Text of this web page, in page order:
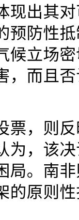
现出其
预防性
候立场
，而且
票，则
为，该
局。南
的原则